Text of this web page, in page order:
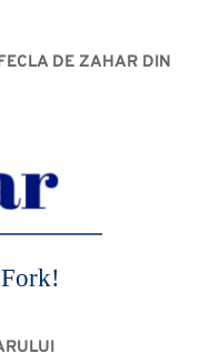
DE ZAHAR DIN